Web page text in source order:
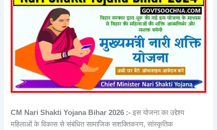
CM Nari Shakti Yojana Bihar 2026 :- इस योजना का उद्देश्य
महिलाओं के विकास से संबंधित सामाजिक सशक्तिकरण, सांस्कृतिक